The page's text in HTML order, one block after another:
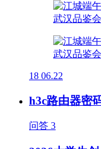
18 06.22
h3c路由器密
问答 3